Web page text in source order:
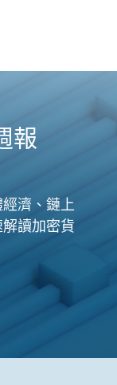
報
濟、鏈上
讀加密貨